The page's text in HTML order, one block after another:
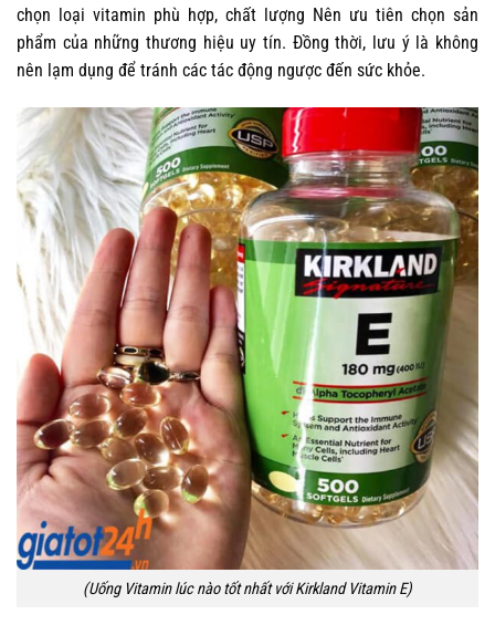
chọn loại vitamin phù hợp, chất lượng Nên ưu tiên chọn sản
phẩm của những thương hiệu uy tín. Đồng thời, lưu ý là không
nên lạm dụng để tránh các tác động ngược đến sức khỏe.
(Uống Vitamin lúc nào tốt nhất với Kirkland Vitamin E)